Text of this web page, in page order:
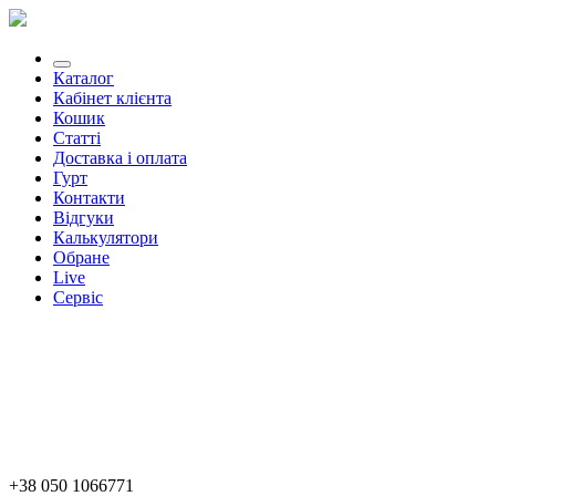
Каталог
Кабінет клієнта
Кошик
Статті
Доставка і оплата
Гурт
Контакти
Відгуки
Калькулятори
Обране
Live
Сервіс
+38 050 1066771